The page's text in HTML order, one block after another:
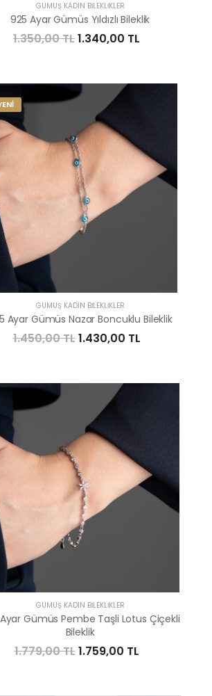
GÜMÜŞ KADIN BILEKLIKLER
925 Ayar Gümüs Yıldızlı Bileklik
1.350,00 TL1.340,00 TL
GÜMÜŞ KADIN BILEKLIKLER
Ayar Gümüs Nazar Boncuklu Bileklik
1.450,00 TL1.430,00 TL
GÜMÜŞ KADIN BILEKLIKLER
Gümüs Pembe Taşli Lotus Çiçekli
Bileklik
1.779,00 TL1.759,00 TL